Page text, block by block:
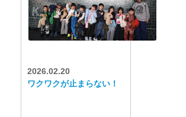
2026.02.20
ワクワクが止まらない！